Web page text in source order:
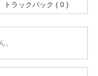
トラックバック ( 0 )
。